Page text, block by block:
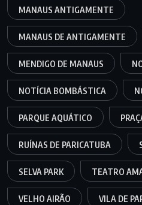
MANAUS ANTIGAMENTE
MANAUS DE ANTIGAMENTE
MENDIGO DE MANAUS
NOTÍCIA BOMBÁSTICA
PARQUE AQUÁTICO
RUÍNAS DE PARICATUBA
SELVA PARK TEATRO
VELHO AIRÃO VILA DE